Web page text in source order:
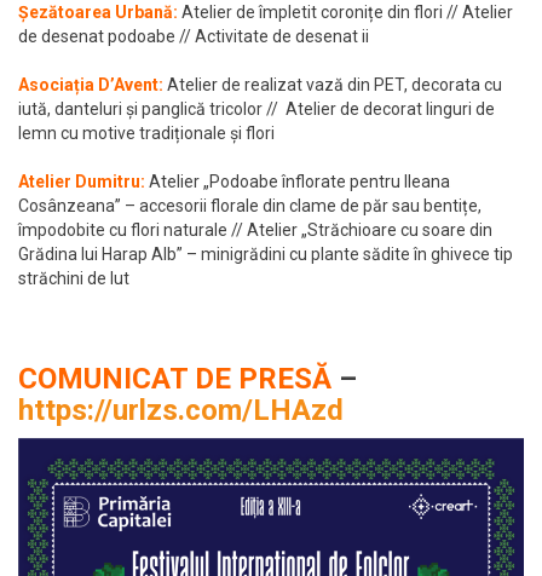
Șezătoarea Urbană: Atelier de împletit coronițe din flori // Atelier
de desenat podoabe // Activitate de desenat ii
Asociația D’Avent: Atelier de realizat vază din PET, decorata cu
iută, danteluri și panglică tricolor // Atelier de decorat linguri de
lemn cu motive tradiționale și flori
Atelier Dumitru: Atelier „Podoabe înflorate pentru Ileana
Cosânzeana” – accesorii florale din clame de păr sau bentițe,
împodobite cu flori naturale // Atelier „Străchioare cu soare din
Grădina lui Harap Alb” – minigrădini cu plante sădite în ghivece tip
străchini de lut
COMUNICAT DE PRESĂ –
https://urlzs.com/LHAzd